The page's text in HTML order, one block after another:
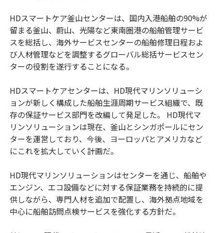
HDスマートケア釜山センターは、国内入港船舶の90%が
留まる釜山、蔚山、光陽など東南圏港の船舶管理サービ
スを総括し、海外サービスセンターの船舶修理日程およ
び人材管理などを調整するグローバル総括サービスセン
ターの役割を遂行することになる。
HDスマートケアセンターは、HD現代マリンソリューシ
ョンが新しく構成した船舶生涯周期サービス組織で、既
存の保証サービス部門を改編して発足した。 HD現代マ
リンソリューションは現在、釜山とシンガポールにセン
ターを運営しており、今後、ヨーロッパとアメリカなど
にこれを拡大していく計画だ。
HD現代マリンソリューションはセンターを通じ、船舶や
エンジン、エコ設備などに対する保証業務を持続的に提
供しながら、専門人材を追加で配置し、海外拠点地域を
中心に船舶訪問点検サービスを強化する方針だ。